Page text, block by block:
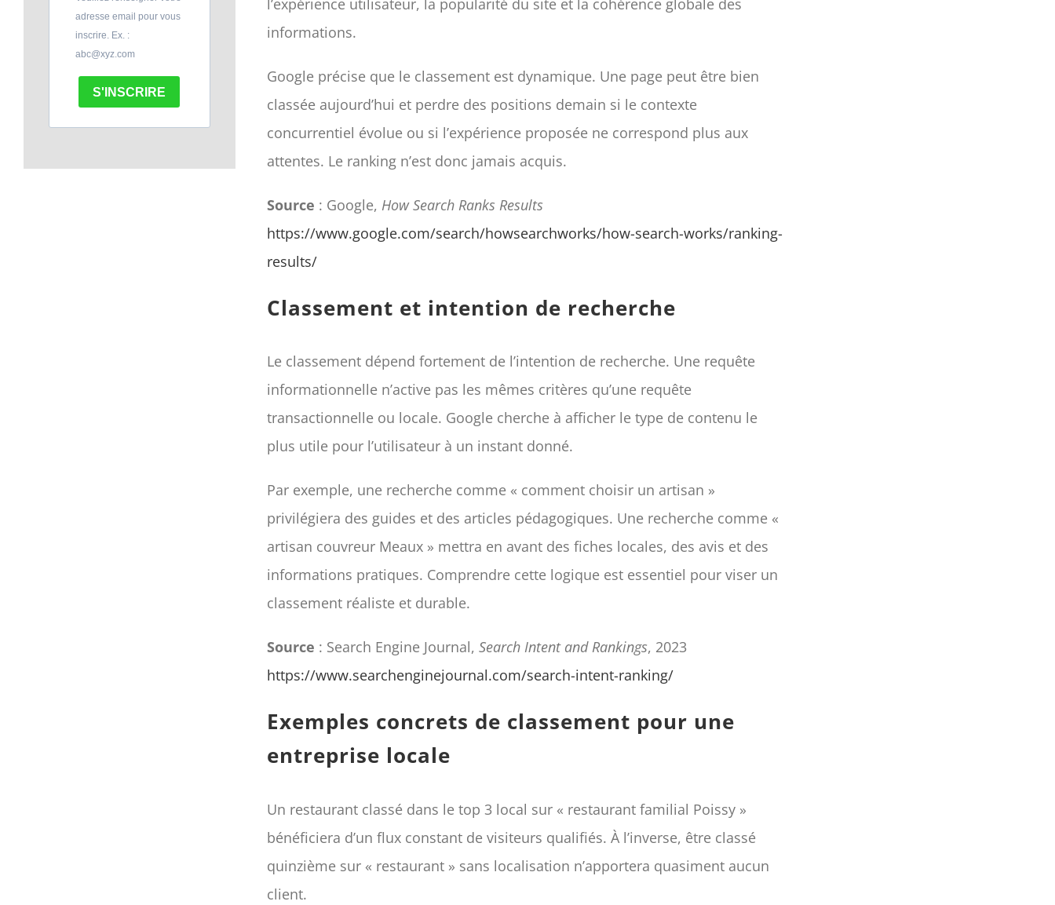
informations.
Google précise que le classement est dynamique. Une page peut être bien
classée aujourd’hui et perdre des positions demain si le contexte
concurrentiel évolue ou si l’expérience proposée ne correspond plus aux
attentes. Le ranking n’est donc jamais acquis.
Source : Google, How Search Ranks Results
https://www.google.com/search/howsearchworks/how-search-works/ranking-
results/
Classement et intention de recherche
Le classement dépend fortement de l’intention de recherche. Une requête
informationnelle n’active pas les mêmes critères qu’une requête
transactionnelle ou locale. Google cherche à afficher le type de contenu le
plus utile pour l’utilisateur à un instant donné.
Par exemple, une recherche comme « comment choisir un artisan »
privilégiera des guides et des articles pédagogiques. Une recherche comme «
artisan couvreur Meaux » mettra en avant des fiches locales, des avis et des
informations pratiques. Comprendre cette logique est essentiel pour viser un
classement réaliste et durable.
Source : Search Engine Journal, Search Intent and Rankings, 2023
https://www.searchenginejournal.com/search-intent-ranking/
Exemples concrets de classement pour une
entreprise locale
Un restaurant classé dans le top 3 local sur « restaurant familial Poissy »
bénéficiera d’un flux constant de visiteurs qualifiés. À l’inverse, être classé
quinzième sur « restaurant » sans localisation n’apportera quasiment aucun
client.
adresse email pour vous
inscrire. Ex. :
abc@xyz.com
S'INSCRIRE